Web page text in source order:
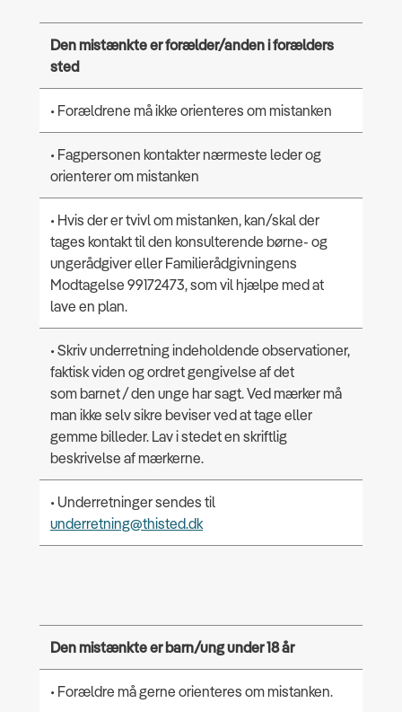
Den mistænkte er forælder/anden i forælders
sted
• Forældrene må ikke orienteres om mistanken
• Fagpersonen kontakter nærmeste leder og
orienterer om mistanken
• Hvis der er tvivl om mistanken, kan/skal der
tages kontakt til den konsulterende børne- og
ungerådgiver eller Familierådgivningens
Modtagelse 99172473, som vil hjælpe med at
lave en plan.
• Skriv underretning indeholdende observationer,
faktisk viden og ordret gengivelse af det
som barnet / den unge har sagt. Ved mærker må
man ikke selv sikre beviser ved at tage eller
gemme billeder. Lav i stedet en skriftlig
beskrivelse af mærkerne.
• Underretninger sendes til
underretning@thisted.dk
Den mistænkte er barn/ung under 18 år
• Forældre må gerne orienteres om mistanken.